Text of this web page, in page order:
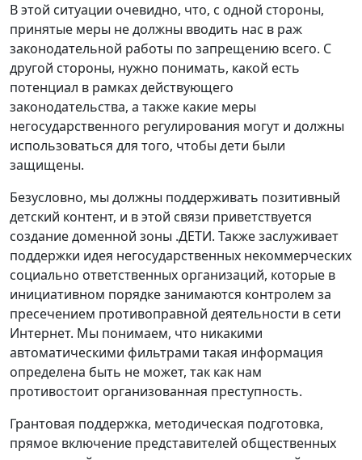
В этой ситуации очевидно, что, с одной стороны,
принятые меры не должны вводить нас в раж
законодательной работы по запрещению всего. С
другой стороны, нужно понимать, какой есть
потенциал в рамках действующего
законодательства, а также какие меры
негосударственного регулирования могут и должны
использоваться для того, чтобы дети были
защищены.
Безусловно, мы должны поддерживать позитивный
детский контент, и в этой связи приветствуется
создание доменной зоны .ДЕТИ. Также заслуживает
поддержки идея негосударственных некоммерческих
социально ответственных организаций, которые в
инициативном порядке занимаются контролем за
пресечением противоправной деятельности в сети
Интернет. Мы понимаем, что никакими
автоматическими фильтрами такая информация
определена быть не может, так как нам
противостоит организованная преступность.
Грантовая поддержка, методическая подготовка,
прямое включение представителей общественных